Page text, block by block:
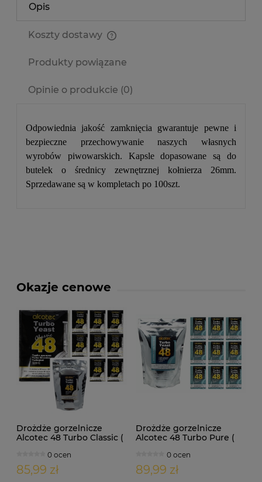
Opis
Koszty dostawy
Produkty powiązane
Opinie o produkcie (0)
Odpowiednia jakość zamknięcia gwarantuje pewne i
bezpieczne przechowywanie naszych własnych
wyrobów piwowarskich. Kapsle dopasowane są do
butelek o średnicy zewnętrznej kołnierza 26mm.
Sprzedawane są w kompletach po 100szt.
Okazje cenowe
Drożdże gorzelnicze
Alcotec 48 Turbo Classic (
0 ocen
85,99 zł
Drożdże gorzelnicze
Alcotec 48 Turbo Pure (
0 ocen
89,99 zł